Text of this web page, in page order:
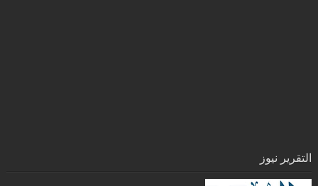
التقرير نيوز